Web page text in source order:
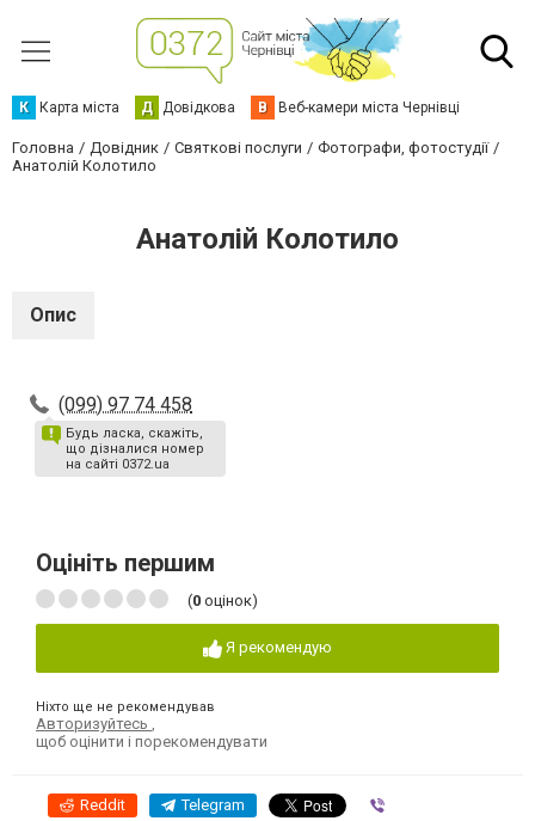
К Карта міста Д Довідкова В Веб-камери міста Чернівці
Головна Довідник Святкові послуги
Фотографи, фотостудії
Анатолій Колотило
Анатолій Колотило
Опис
(099) 97 74 458
Будь ласка, скажіть,
що дізналися номер
на сайті 0372.ua
Оцініть першим
(0 оцінок)
Я рекомендую
Ніхто ще не рекомендував
Авторизуйтесь
щоб оцінити і порекомендувати
Reddit Telegram